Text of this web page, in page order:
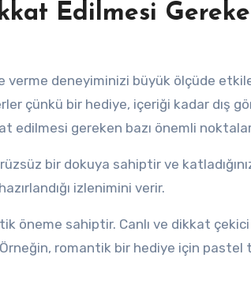
Edilmesi
verme deneyiminizi büyük ölçüde
çünkü bir hediye, içeriği kadar dış
edilmesi gereken bazı önemli
bir dokuya sahiptir ve
izlenimini verir.
öneme sahiptir. Canlı ve dikkat
romantik bir hediye için